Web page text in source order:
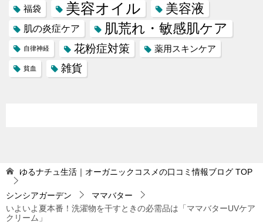
福袋 美容オイル 美容液
肌の炎症ケア 肌荒れ・敏感肌ケア
自律神経 花粉症対策 薬用スキンケア
貧血 雑貨
ゆるナチュ生活｜オーガニックコスメの口コミ情報ブログ TOP
シンシアガーデン
ママバター
いよいよ夏本番！洗濯物を干すときの必需品は「ママバターUVケア
クリーム」